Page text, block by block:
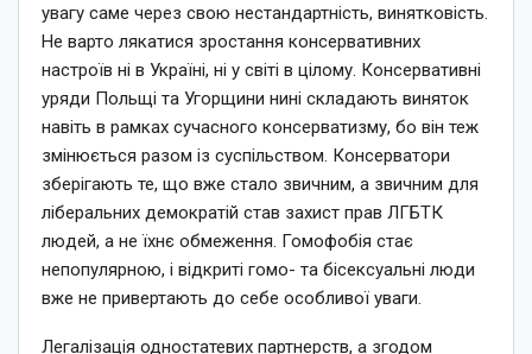
увагу саме через свою нестандартність, винятковість.
Не варто лякатися зростання консервативних
настроїв ні в Україні, ні у світі в цілому. Консервативні
уряди Польщі та Угорщини нині складають виняток
навіть в рамках сучасного консерватизму, бо він теж
змінюється разом із суспільством. Консерватори
зберігають те, що вже стало звичним, а звичним для
ліберальних демократій став захист прав ЛГБТК
людей, а не їхнє обмеження. Гомофобія стає
непопулярною, і відкриті гомо- та бісексуальні люди
вже не привертають до себе особливої уваги.
Легалізація одностатевих партнерств, а згодом